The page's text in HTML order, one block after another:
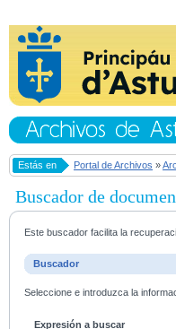
Estás en Portal de Archivos »
Buscador de
Este buscador facilita la
Buscador
Seleccione e introduzca la
Expresión a buscar